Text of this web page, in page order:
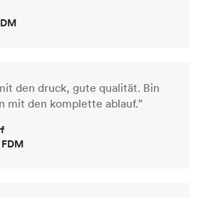
den druck, gute qualität. Bin
mit den komplette ablauf.”